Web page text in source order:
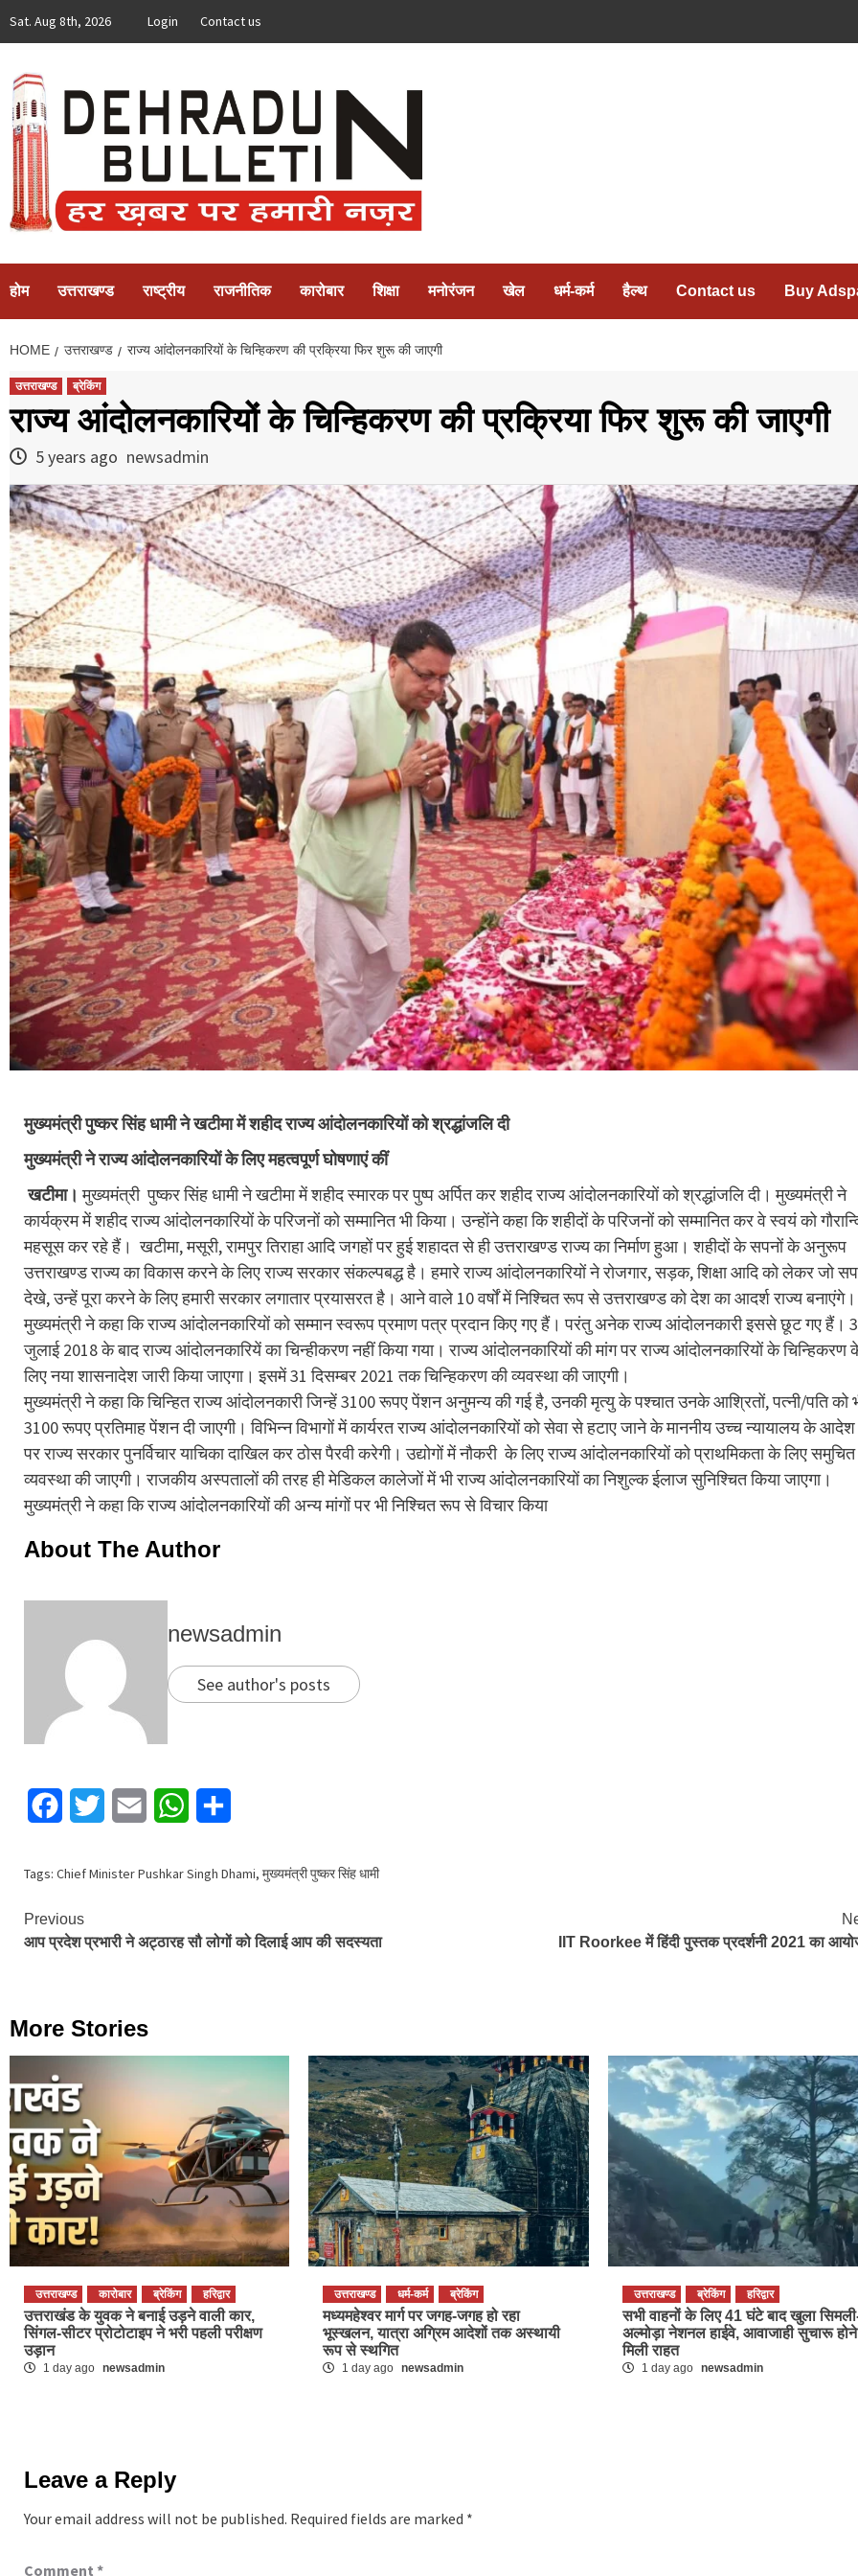
Sat. Aug 8th, 2026 Login Contact us
होम उत्तराखण्ड राष्ट्रीय राजनीतिक कारोबार शिक्षा मनोरंजन खेल धर्म-कर्म हैल्थ Contact us Buy
HOME उत्तराखण्ड राज्य आंदोलनकारियों के चिन्हिकरण की प्रक्रिया फिर शुरू की जाएगी
उत्तराखण्ड ब्रेकिंग
राज्य आंदोलनकारियों के चिन्हिकरण की प्रक्रिया फिर शुरू की जाएगी
5 years ago newsadmin
मुख्यमंत्री पुष्कर सिंह धामी ने खटीमा में शहीद राज्य आंदोलनकारियों को श्रद्धांजलि दी
मुख्यमंत्री ने राज्य आंदोलनकारियों के लिए महत्वपूर्ण घोषणाएं कीं
खटीमा। मुख्यमंत्री पुष्कर सिंह धामी ने खटीमा में शहीद स्मारक पर पुष्प अर्पित कर शहीद राज्य आंदोलनकारियों को श्रद्धांजलि दी। मुख्यमंत्री ने
कार्यक्रम में शहीद राज्य आंदोलनकारियों के परिजनों को सम्मानित भी किया। उन्होंने कहा कि शहीदों के परिजनों को सम्मानित कर वे स्वयं को
महसूस कर रहे हैं। खटीमा, मसूरी, रामपुर तिराहा आदि जगहों पर हुई शहादत से ही उत्तराखण्ड राज्य का निर्माण हुआ। शहीदों के सपनों के अनुरूप
उत्तराखण्ड राज्य का विकास करने के लिए राज्य सरकार संकल्पबद्ध है। हमारे राज्य आंदोलनकारियों ने रोजगार, सड़क, शिक्षा आदि को लेकर जो
देखे, उन्हें पूरा करने के लिए हमारी सरकार लगातार प्रयासरत है। आने वाले 10 वर्षों में निश्चित रूप से उत्तराखण्ड को देश का आदर्श राज्य बनाएंगे।
मुख्यमंत्री ने कहा कि राज्य आंदोलनकारियों को सम्मान स्वरूप प्रमाण पत्र प्रदान किए गए हैं। परंतु अनेक राज्य आंदोलनकारी इससे छूट गए हैं।
जुलाई 2018 के बाद राज्य आंदोलनकारियें का चिन्हीकरण नहीं किया गया। राज्य आंदोलनकारियों की मांग पर राज्य आंदोलनकारियों के चिन्हिकरण
लिए नया शासनादेश जारी किया जाएगा। इसमें 31 दिसम्बर 2021 तक चिन्हिकरण की व्यवस्था की जाएगी।
मुख्यमंत्री ने कहा कि चिन्हित राज्य आंदोलनकारी जिन्हें 3100 रूपए पेंशन अनुमन्य की गई है, उनकी मृत्यु के पश्चात उनके आश्रितों, पत्नी/पति को
3100 रूपए प्रतिमाह पेंशन दी जाएगी। विभिन्न विभागों में कार्यरत राज्य आंदोलनकारियों को सेवा से हटाए जाने के माननीय उच्च न्यायालय के आदेश
पर राज्य सरकार पुनर्विचार याचिका दाखिल कर ठोस पैरवी करेगी। उद्योगों में नौकरी के लिए राज्य आंदोलनकारियों को प्राथमिकता के लिए समुचित
व्यवस्था की जाएगी। राजकीय अस्पतालों की तरह ही मेडिकल कालेजों में भी राज्य आंदोलनकारियों का निशुल्क ईलाज सुनिश्चित किया जाएगा।
मुख्यमंत्री ने कहा कि राज्य आंदोलनकारियों की अन्य मांगों पर भी निश्चित रूप से विचार किया
About The Author
newsadmin
See author's posts
FacebookTwitter Email WhatsApp
Tags: Chief Minister Pushkar Singh Dhami, मुख्यमंत्री पुष्कर सिंह धामी
Continue
Reading
Previous
आप प्रदेश प्रभारी ने अट्ठारह सौ लोगों को दिलाई आप की सदस्यता
IIT Roorkee में हिंदी पुस्तक प्रदर्शनी 2021 का
More Stories
उत्तराखण्ड कारोबार ब्रेकिंग हरिद्वार
उत्तराखंड के युवक ने बनाई उड़ने वाली कार,
सिंगल-सीटर प्रोटोटाइप ने भरी पहली परीक्षण
उड़ान
1 day ago newsadmin
उत्तराखण्ड धर्म-कर्म ब्रेकिंग
मध्यमहेश्वर मार्ग पर जगह-जगह हो रहा
भूस्खलन, यात्रा अग्रिम आदेशों तक अस्थायी
रूप से स्थगित
1 day ago newsadmin
उत्तराखण्ड ब्रेकिंग हरिद्वार
सभी वाहनों के लिए 41 घंटे बाद खुला
अल्मोड़ा नेशनल हाईवे, आवाजाही सुचारू
मिली राहत
1 day ago newsadmin
Leave a Reply
Your email address will not be published. Required fields are marked *
Comment *